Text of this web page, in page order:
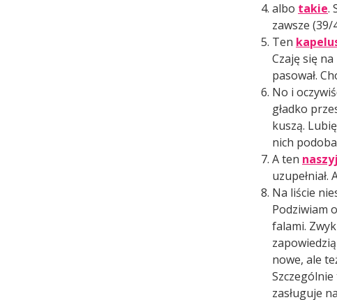
albo takie.
zawsze (39/
Ten
Czaję się
pasował.
No i
gładko
kuszą.
nich
A ten
uzupełniał.
Na liście
Podziwiam
falami.
nowe, ale
zasługuje